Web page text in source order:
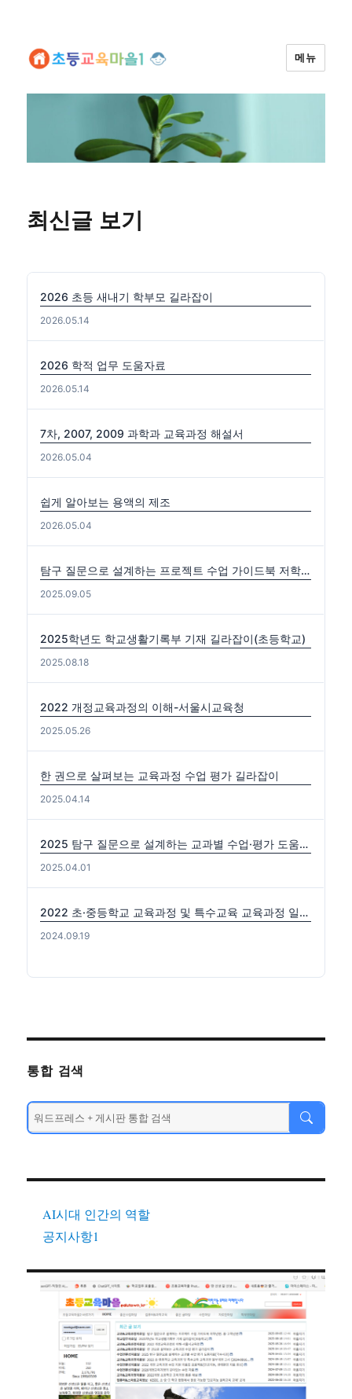
메뉴
최신글 보기
2026 초등 새내기 학부모 길라잡이
2026.05.14
2026 학적 업무 도움자료
2026.05.14
7차, 2007, 2009 과학과 교육과정 해설서
2026.05.04
쉽게 알아보는 용액의 제조
2026.05.04
탐구 질문으로 설계하는 프로젝트 수업 가이드북 저학년편. 중·고학년편
2025.09.05
2025학년도 학교생활기록부 기재 길라잡이(초등학교)
2025.08.18
2022 개정교육과정의 이해-서울시교육청
2025.05.26
한 권으로 살펴보는 교육과정 수업 평가 길라잡이
2025.04.14
2025 탐구 질문으로 설계하는 교과별 수업·평가 도움자료(국수사과)
2025.04.01
2022 초·중등학교 교육과정 및 특수교육 교육과정 일부개정 고시 (2024-0816) 출처: https://edutown.tistory.com/1594 [초등교육마을2:티스토리]
2024.09.19
통합 검색
AI시대 인간의 역할
공지사항1